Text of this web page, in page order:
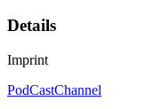
Details
Imprint
PodCastChannel